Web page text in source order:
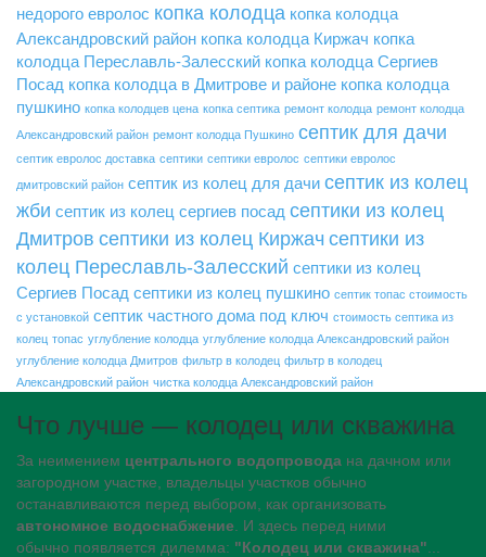
недорого евролос копка колодца копка колодца
Александровский район копка колодца Киржач копка
колодца Переславль-Залесский копка колодца Сергиев
Посад копка колодца в Дмитрове и районе копка колодца
пушкино копка колодцев цена копка септика ремонт колодца ремонт колодца
Александровский район ремонт колодца Пушкино септик для дачи
септик евролос доставка септики септики евролос септики евролос
дмитровский район септик из колец для дачи септик из колец
жби септик из колец сергиев посад септики из колец
Дмитров септики из колец Киржач септики из
колец Переславль-Залесский септики из колец
Сергиев Посад септики из колец пушкино септик топас стоимость
с установкой септик частного дома под ключ стоимость септика из
колец топас углубление колодца углубление колодца Александровский район
углубление колодца Дмитров фильтр в колодец фильтр в колодец
Александровский район чистка колодца Александровский район
Что лучше — колодец или скважина
За неимением центрального водопровода на дачном или
загородном участке, владельцы участков обычно
останавливаются перед выбором, как организовать
автономное водоснабжение . И здесь перед ними
обычно появляется дилемма: "Колодец или скважина"